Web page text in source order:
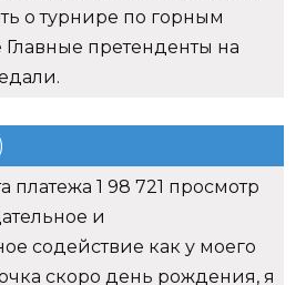
о турнире по горным
претенденты на
платежа 1 98 721 просмотр
и
содействие как у моего
скоро день рождения, я